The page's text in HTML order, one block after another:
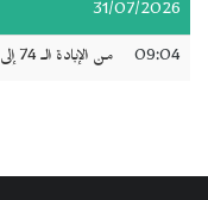
31/07/2026
09:04 من الإبادة الـ 74 إلى رحلة البحث عن الهوية والعدالة (6)